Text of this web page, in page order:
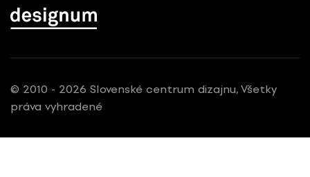
© 2010 - 2026 Slovenské centrum dizajnu, Všetky
práva vyhradené